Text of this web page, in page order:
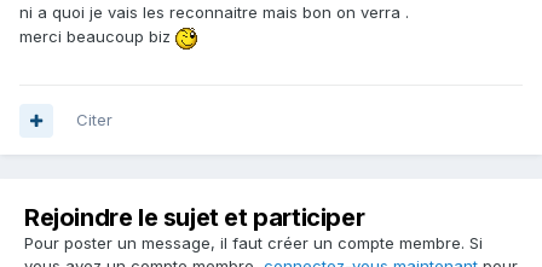
ni a quoi je vais les reconnaitre mais bon on verra .
merci beaucoup biz
Citer
Rejoindre le sujet et participer
Pour poster un message, il faut créer un compte membre. Si